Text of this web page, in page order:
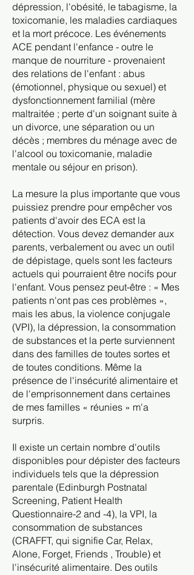
dépression, l'obésité, le tabagisme, la
toxicomanie, les maladies cardiaques
et la mort précoce. Les événements
ACE pendant l'enfance - outre le
manque de nourriture - provenaient
des relations de l'enfant : abus
(émotionnel, physique ou sexuel) et
dysfonctionnement familial (mère
maltraitée ; perte d'un soignant suite à
un divorce, une séparation ou un
décès ; membres du ménage avec de
l'alcool ou toxicomanie, maladie
mentale ou séjour en prison).
La mesure la plus importante que vous
puissiez prendre pour empêcher vos
patients d'avoir des ECA est la
détection. Vous devez demander aux
parents, verbalement ou avec un outil
de dépistage, quels sont les facteurs
actuels qui pourraient être nocifs pour
l'enfant. Vous pensez peut-être : « Mes
patients n'ont pas ces problèmes »,
mais les abus, la violence conjugale
(VPI), la dépression, la consommation
de substances et la perte surviennent
dans des familles de toutes sortes et
de toutes conditions. Même la
présence de l'insécurité alimentaire et
de l'emprisonnement dans certaines
de mes familles « réunies » m'a
surpris.
Il existe un certain nombre d'outils
disponibles pour dépister des facteurs
individuels tels que la dépression
parentale (Edinburgh Postnatal
Screening, Patient Health
Questionnaire-2 and -4), la VPI, la
consommation de substances
(CRAFFT, qui signifie Car, Relax,
Alone, Forget, Friends , Trouble) et
l'insécurité alimentaire. Des outils